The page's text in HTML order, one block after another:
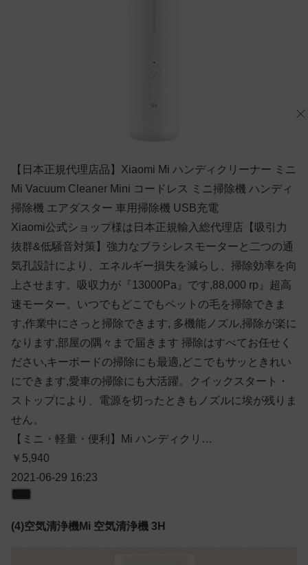
【日本正規代理店品】Xiaomi Mi ハンディクリーナー ミニ
Mi Vacuum Cleaner Mini コードレス ミニ掃除機 ハンディ
掃除機 エアダスター 車用掃除機 USB充電
Xiaomi公式ショップ様は日本正規輸入総代理店【吸引力
抜群&低騒音対策】強力なブラシレスモーターと二つの通
気孔設計により、エネルギー損失を減らし、掃除効率を向
上させます。吸収力が『13000Pa』です,88,000 rp』超高
速モーター。いつでもどこでもペットの毛を掃除できま
す,作業中にさっと掃除できます, 多機能ノズル,掃除が楽に
なります,部屋の隅々まで届きます 掃除はすべてお任せく
ださい,キーボードの掃除にも最適,どこでもサッときれい
にできます,愛車の掃除にも大活躍。クイックスタート・
ストップにより、電源を切ったときもノズルに埃が残りま
せん。
【ミニ・軽量・便利】Mi ハンディクリ…
￥5,940
2021-06-29 16:23
(4)空気清浄機Mi 空気清浄機 3H